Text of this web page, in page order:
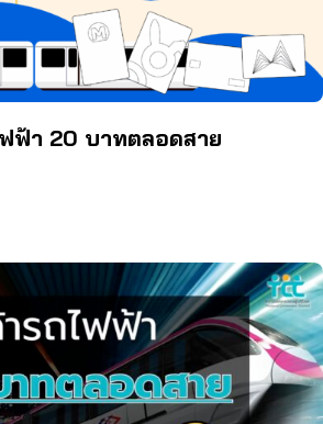
ฟ้า 20 บาทตลอดสาย